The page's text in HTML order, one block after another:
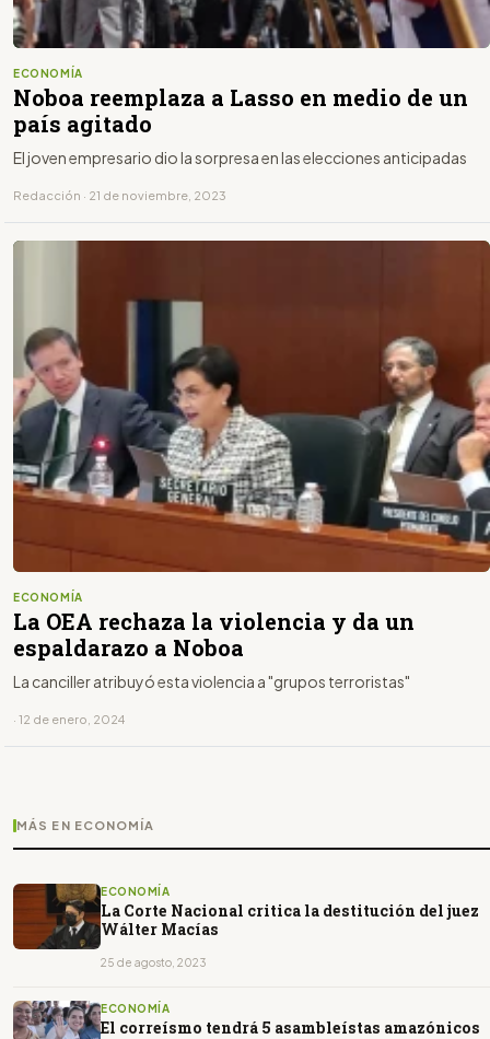
ECONOMÍA
Noboa reemplaza a Lasso en medio de un
país agitado
El joven empresario dio la sorpresa en las elecciones anticipadas
Redacción · 21 de noviembre, 2023
ECONOMÍA
La OEA rechaza la violencia y da un
espaldarazo a Noboa
La canciller atribuyó esta violencia a "grupos terroristas"
· 12 de enero, 2024
MÁS EN ECONOMÍA
ECONOMÍA
La Corte Nacional critica la destitución del juez
Wálter Macías
25 de agosto, 2023
ECONOMÍA
El correísmo tendrá 5 asambleístas amazónicos